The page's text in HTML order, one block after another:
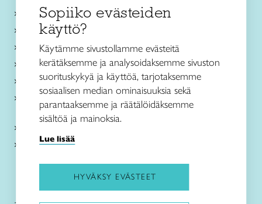
Käsityökurssit ja koulutus
Ajankohtaista
Käsityöohjeet
Me olemme Taito
Paikallinen toiminta
Verkkokaupat
Kirjaudu Arviin
Kirjaudu Taitocampukseen
Sopiiko evästeiden
käyttö?
Käytämme sivustollamme evästeitä
kerätäksemme ja analysoidaksemme sivuston
suorituskykyä ja käyttöä, tarjotaksemme
sosiaalisen median ominaisuuksia sekä
parantaaksemme ja räätälöidäksemme
sisältöä ja mainoksia.
Lue lisää
HYVÄKSY EVÄSTEET